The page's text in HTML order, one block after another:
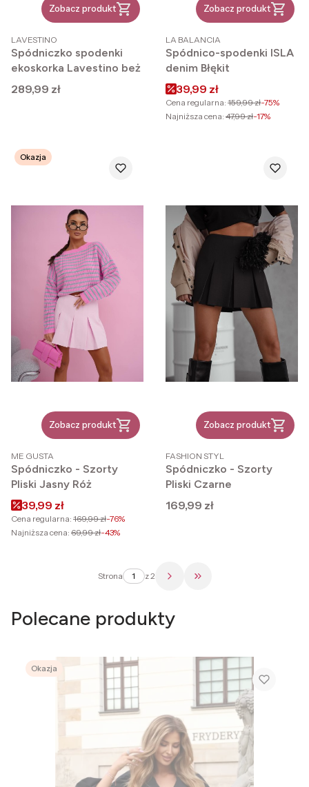
Zobacz produkt
PRODUCENT
LAVESTINO
Spódniczko spodenki
ekoskorka Lavestino beż
Cena
289,99 zł
Zobacz produkt
PRODUCENT
LA BALANCIA
Spódnico-spodenki ISLA
denim Błękit
Cena promocyjna
39,99 zł
Cena regularna: 159,99 zł-75%
Najniższa cena: 47,99 zł-17%
Okazja
Zobacz produkt
PRODUCENT
ME GUSTA
Spódniczko - Szorty
Pliski Jasny Róż
Cena promocyjna
39,99 zł
Cena regularna: 169,99 zł-76%
Najniższa cena: 69,99 zł-43%
Zobacz produkt
PRODUCENT
FASHION STYL
Spódniczko - Szorty
Pliski Czarne
Cena
169,99 zł
Strona z 2 Przejdź do ostatniej
Polecane produkty
Okazja